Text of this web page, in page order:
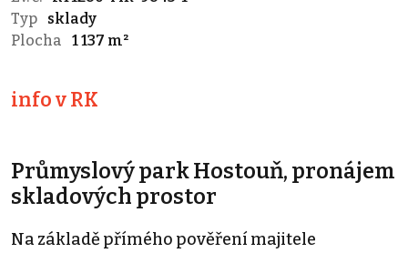
Typ
sklady
Plocha
1 137 m²
info v RK
Průmyslový park Hostouň, pronájem
skladových prostor
Na základě přímého pověření majitele